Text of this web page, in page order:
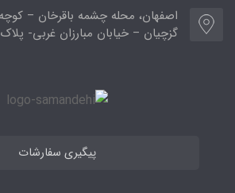
اصفهان، محله چشمه باقرخان –
گزچیان – خیابان مبارزان غربی- پلاک 122.1
پیگیری سفارشات